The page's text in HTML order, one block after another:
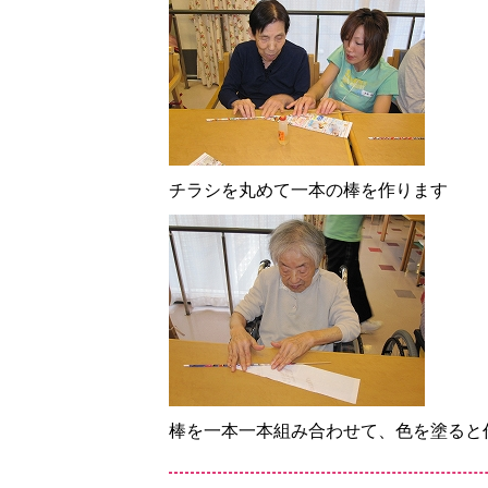
チラシを丸めて一本の棒を作ります
棒を一本一本組み合わせて、色を塗る